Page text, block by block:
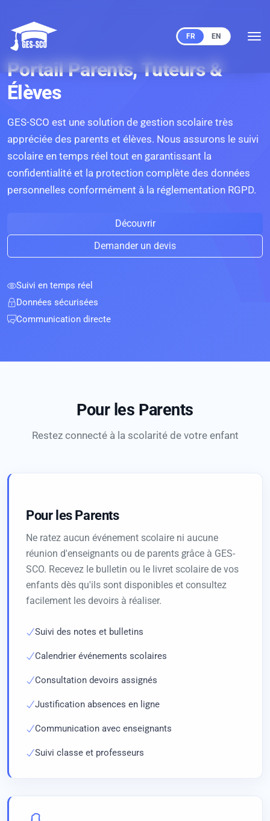
FR EN
Portail Parents, Tuteurs &
Élèves
GES-SCO est une solution de gestion scolaire très
appréciée des parents et élèves. Nous assurons le suivi
scolaire en temps réel tout en garantissant la
confidentialité et la protection complète des données
personnelles conformément à la réglementation RGPD.
Découvrir
Demander un devis
Suivi en temps réel
Données sécurisées
Communication directe
Pour les Parents
Restez connecté à la scolarité de votre enfant
Pour les Parents
Ne ratez aucun événement scolaire ni aucune
réunion d'enseignants ou de parents grâce à GES-
SCO. Recevez le bulletin ou le livret scolaire de vos
enfants dès qu'ils sont disponibles et consultez
facilement les devoirs à réaliser.
Suivi des notes et bulletins
Calendrier événements scolaires
Consultation devoirs assignés
Justification absences en ligne
Communication avec enseignants
Suivi classe et professeurs